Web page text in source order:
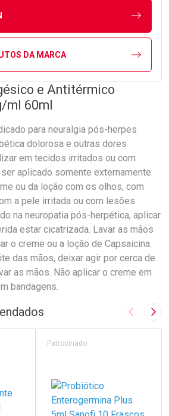
DA MARCA
e Antitérmico
ml 60ml
para neuralgia pós-herpes
dolorosa e outras dores
em tecidos irritados ou com
aplicado somente externamente.
ou da loção com os olhos, com
a pele irritada ou com lesões
na neuropatia pós-herpética, aplicar
estar cicatrizada. Lavar as mãos
o creme ou a loção de Capsaicina.
das mãos, deixar agir por cerca de
as mãos. Não aplicar o creme em
bandagens.
Imagem
Patrocinado